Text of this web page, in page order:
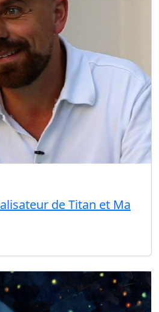
de Titan et Ma